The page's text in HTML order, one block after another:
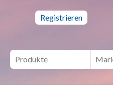
Registrieren